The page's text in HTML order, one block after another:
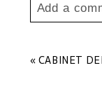
Add a
Les champs
« CABINET